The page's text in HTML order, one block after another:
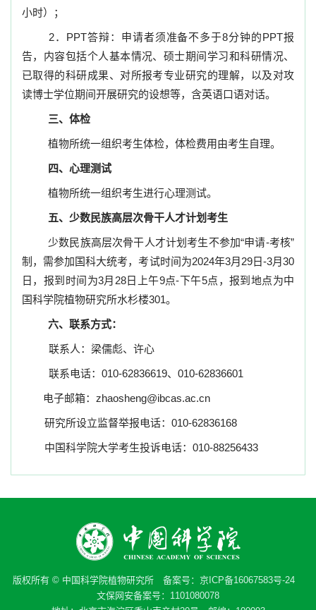
小时）；
2． PPT答辩：申请者须准备不多于8分钟的PPT报
告，内容包括个人基本情况、硕士期间学习和科研情况、
已取得的科研成果、对所报考专业研究的理解，以及对攻
读博士学位期间开展研究的设想等，含英语口语对话。
三、体检
植物所统一组织考生体检，体检费用由考生自理。
四、心理测试
植物所统一组织考生进行心理测试。
五、少数民族高层次骨干人才计划考生
少数民族高层次骨干人才计划考生不参加“申请-考核”
制，需参加国科大统考，考试时间为2024年3月 29日-3月30
日，报到时间为3月 28日上午9点-下午5点，报到地点为中
国科学院植物研究所水杉楼301。
六、联系方式：
联系人：梁儒彪、许心
联系电话： 010-62836619、 010-62836601
电子邮箱： zhaosheng@ibcas.ac.cn
研究所设立监督举报电话： 010-62836168
中国科学院大学考生投诉电话： 010-88256433
版权所有 © 中国科学院植物研究所 备案号： 京ICP备16067583号-24
文保网安备案号：1101080078